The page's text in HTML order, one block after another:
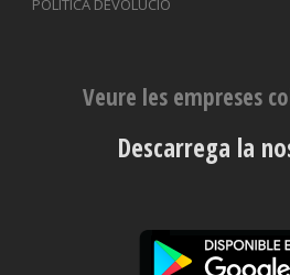
POLÍTICA DEVOLUCIÓ
Veure les empreses
Descarrega la